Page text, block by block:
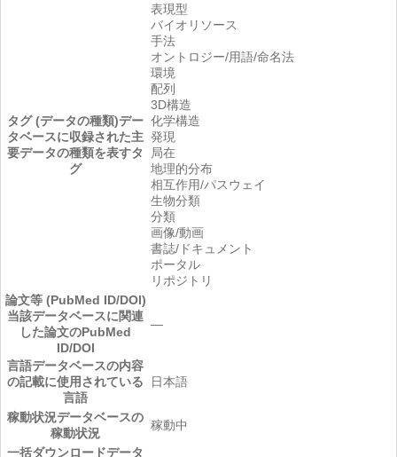
タグ (データの種類)デー
タベースに収録された主
要データの種類を表すタ
グ
表現型
バイオリソース
手法
オントロジー/用語/命名法
環境
配列
3D構造
化学構造
発現
局在
地理的分布
相互作用/パスウェイ
生物分類
分類
画像/動画
書誌/ドキュメント
ポータル
リポジトリ
論文等 (PubMed ID/DOI)
当該データベースに関連
した論文のPubMed
ID/DOI
―
言語データベースの内容
の記載に使用されている
言語
日本語
稼動状況データベースの
稼動状況
稼動中
一括ダウンロードデータ